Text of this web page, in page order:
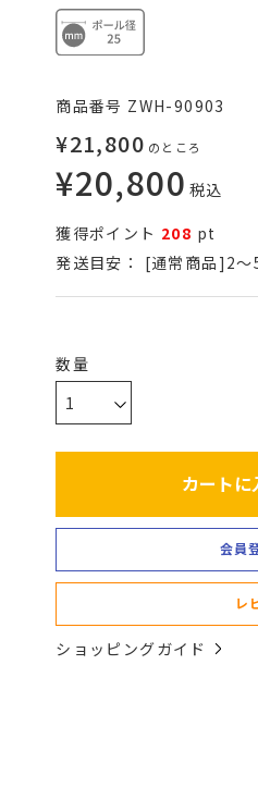
商品番号 ZWH-90903
¥21,800 のところ
¥20,800 税込
獲得ポイント 208 pt
発送目安：
[通常商品]2～
カートに
会員
レ
ショッピングガイド